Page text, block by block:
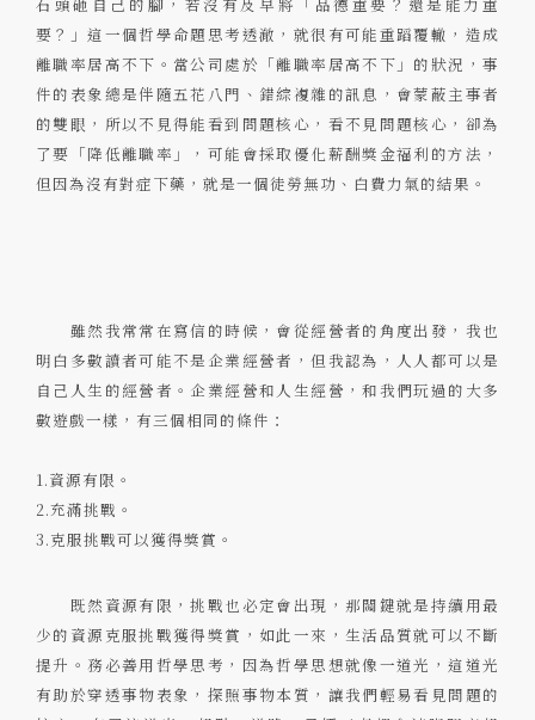
要？」這一個哲學命題思考透澈，就很有可能重蹈覆轍，造成
離職率居高不下。當公司處於「離職率居高不下」的狀況，事
件的表象總是伴隨五花八門、錯綜複雜的訊息，會蒙蔽主事者
的雙眼，所以不見得能看到問題核心，看不見問題核心，卻為
了要「降低離職率」，可能會採取優化薪酬獎金福利的方法，
但因為沒有對症下藥，就是一個徒勞無功、白費力氣的結果。
雖然我常常在寫信的時候，會從經營者的角度出發，我也
明白多數讀者可能不是企業經營者，但我認為，人人都可以是
自己人生的經營者。企業經營和人生經營，和我們玩過的大多
數遊戲一樣，有三個相同的條件：
1.資源有限。
2.充滿挑戰。
3.克服挑戰可以獲得獎賞。
既然資源有限，挑戰也必定會出現，那關鍵就是持續用最
少的資源克服挑戰獲得獎賞，如此一來，生活品質就可以不斷
提升。務必善用哲學思考，因為哲學思想就像一道光，這道光
有助於穿透事物表象，探照事物本質，讓我們輕易看見問題的